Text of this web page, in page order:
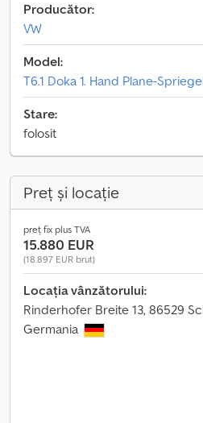
Producător:
VW
Model:
T6.1 Doka 1. Hand Plane-
Stare:
folosit
Preț și locație
preț fix plus TVA
15.880 EUR
(18.897 EUR brut)
Locația vânzătorului:
Rinderhofer Breite 13, 86529
Germania